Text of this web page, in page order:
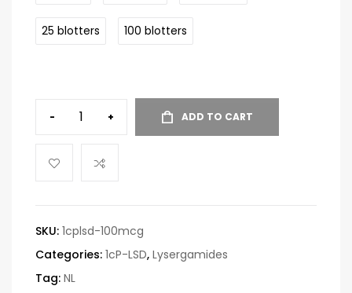
25 blotters 100 blotters
- + ADD TO CART
SKU: 1cplsd-100mcg
Categories: 1cP-LSD, Lysergamides
Tag: NL